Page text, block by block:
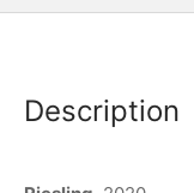
Description